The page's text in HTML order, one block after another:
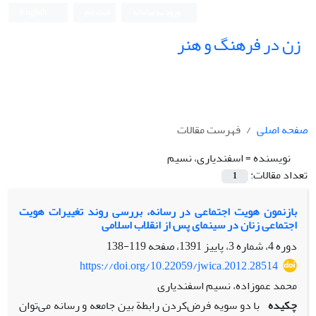
زن در فرهنگ و هنر
صفحه اصلی
فهرست مقالات
نویسنده =اسفندیاری، نسیم
تعداد مقالات:
1
بازنمون هویت اجتماعی در رسانه، بررسی روند تغییرات هویت
اجتماعی زنان در سینمای پس از انقلاب اسلامی
دوره 4، شماره 3، پاییز 1391، صفحه
119-138
https://doi.org/10.22059/jwica.2012.28514
محمد عموزاده، نسیم اسفندیاری
چکیده با دو سویه فرض‌کردن رابطة بین جامعه و رسانه می‌توان